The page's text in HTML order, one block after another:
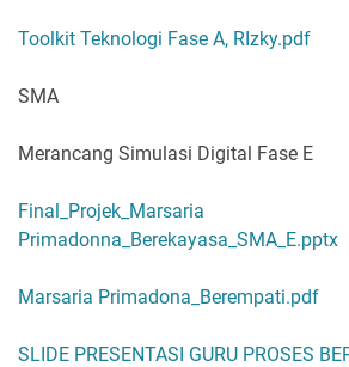
Toolkit Teknologi Fase A, RIzky.pdf
SMA
Merancang Simulasi Digital Fase E
Final_Projek_Marsaria
Primadonna_Berekayasa_SMA_E.pptx
Marsaria Primadona_Berempati.pdf
SLIDE PRESENTASI GURU PROSES